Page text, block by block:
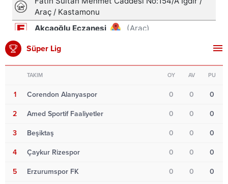
Süper Lig
TAKIM OY AV PU
1 Corendon Alanyaspor 0 0 0
2 Amed Sportif Faaliyetler 0 0 0
3 Beşiktaş 0 0 0
4 Çaykur Rizespor 0 0 0
5 Erzurumspor FK 0 0 0